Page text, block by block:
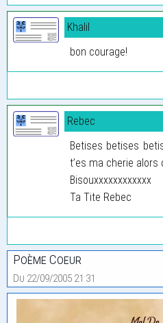
Khalil
bon courage!
Rebec
Betises betises
t’es ma cherie alors
Bisouxxxxxxxxxxxx
Ta Tite Rebec
Poème Coeur
Du 22/09/2005 21:31